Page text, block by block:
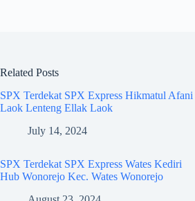
Related Posts
SPX Terdekat SPX Express Hikmatul
Laok Lenteng Ellak Laok
July 14, 2024
SPX Terdekat SPX Express Wates Kediri
Hub Wonorejo Kec. Wates Wonorejo